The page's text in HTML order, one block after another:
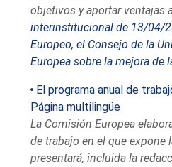
objetivos y aportar
interinstitucional de 13/04/
Europeo, el Consejo de la
Europea sobre la mejora de
El programa anual de
Página multilingüe
La Comisión Europea
de trabajo en el que expone
presentará, incluida la